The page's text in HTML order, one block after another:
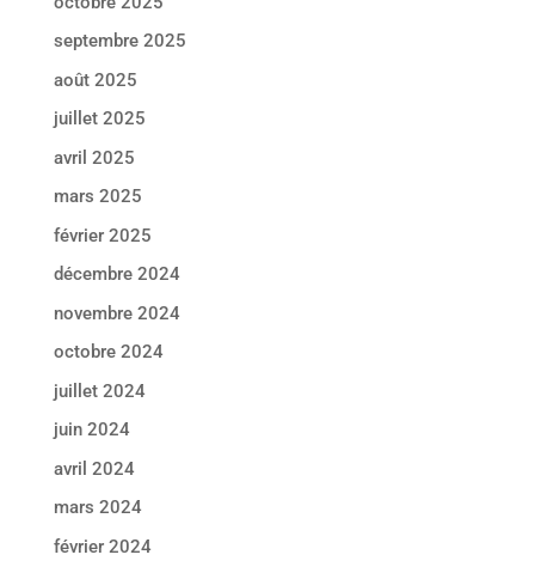
septembre 2025
août 2025
juillet 2025
avril 2025
mars 2025
février 2025
décembre 2024
novembre 2024
octobre 2024
juillet 2024
juin 2024
avril 2024
mars 2024
février 2024